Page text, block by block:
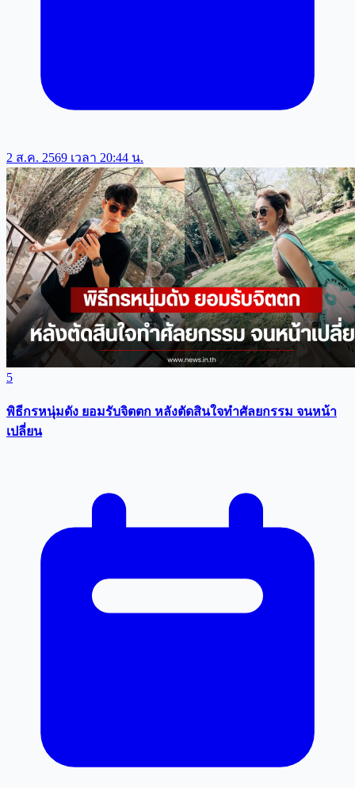
2 ส.ค. 2569 เวลา 20:44 น.
5
พิธีกรหนุ่มดัง ยอมรับจิตตก หลังตัดสินใจทำศัลยกรรม จนหน้า
เปลี่ยน